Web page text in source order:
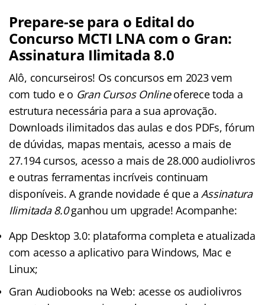
Prepare-se para o Edital do
Concurso MCTI LNA com o Gran:
Assinatura Ilimitada 8.0
Alô, concurseiros! Os concursos em 2023 vem
com tudo e o Gran Cursos Onlineoferece toda a
estrutura necessária para a sua aprovação.
Downloads ilimitados das aulas e dos PDFs, fórum
de dúvidas, mapas mentais, acesso a mais de
27.194 cursos, acesso a mais de 28.000 audiolivros
e outras ferramentas incríveis continuam
disponíveis. A grande novidade é que aAssinatura
Ilimitada 8.0ganhou um upgrade! Acompanhe:
App Desktop 3.0: plataforma completa e atualizada
com acesso a aplicativo para Windows, Mac e
Linux;
Gran Audiobooks na Web: acesse os audiolivros